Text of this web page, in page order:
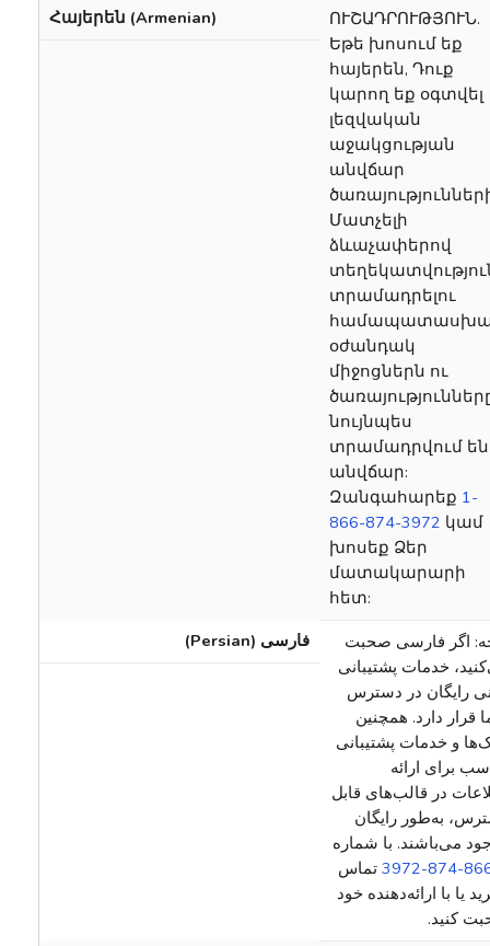
Հայերեն (Armenian)
ՈՒՇԱԴՐՈՒԹՅՈՒՆ.
Եթե խոսում եք
հայերեն, Դուք
կարող եք օգտվել
լեզվական
աջակցության
անվճար
Մատչելի
ձևաչափերով
տրամադրելու
օժանդակ
միջոցներն ու
նույնպես
տրամադրվում են
անվճար:
Զանգահարեք 1-
866-874-3972 կամ
խոսեք Ձեր
մատակարարի
հետ:
فارسی (Persian)
اگر فارسی صحبت
خدمات پشتیبانی
رایگان در دسترس
قرار دارد. همچنین
و خدمات پشتیبانی
برای ارائه
در قالب‌های قابل
به‌طور رایگان
می‌باشند. با شماره
‎‎تماس
یا با ارائه‌دهنده خود
کنید.